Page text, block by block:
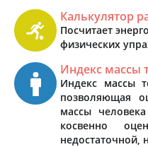
Калькулятор
Посчитает
физических
Индекс массы
Индекс массы
позволяющая
массы
косвенно
недостаточной,